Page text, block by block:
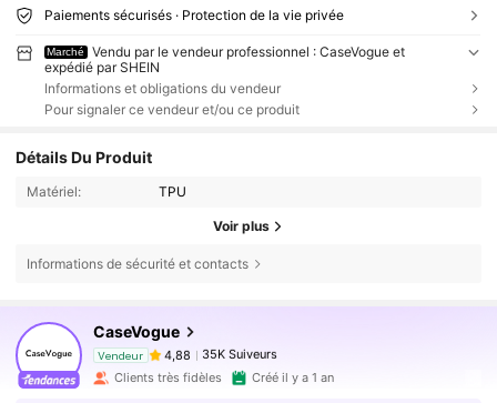
Paiements sécurisés · Protection de la vie privée
Marché
Vendu par le vendeur professionnel : CaseVogue et
expédié par SHEIN
Informations et obligations du vendeur
Pour signaler ce vendeur et/ou ce produit
Détails Du Produit
Matériel: TPU
Voir plus
Informations de sécurité et contacts
CaseVogue
Vendeur
4,88
с***а est en train de naviguer
4,88
35K Suiveurs
Clients très fidèles Créé il y a 1 an